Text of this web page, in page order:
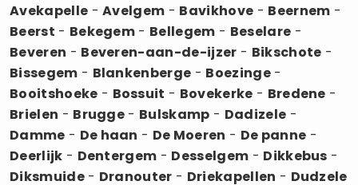
Avekapelle -Avelgem - Bavikhove - Beernem -
Beerst - Bekegem - Bellegem - Beselare -
Beveren - Beveren-aan-de-ijzer - Bikschote -
Bissegem - Blankenberge - Boezinge-
Booitshoeke - Bossuit - Bovekerke - Bredene -
Brielen - Brugge - Bulskamp - Dadizele -
Damme - De haan - De Moeren - De panne -
Deerlijk - Dentergem - Desselgem - Dikkebus -
Diksmuide- Dranouter - Driekapellen - Dudzele